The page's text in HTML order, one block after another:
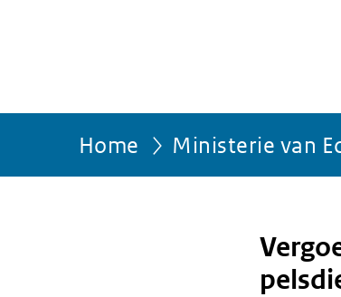
Home Ministerie van